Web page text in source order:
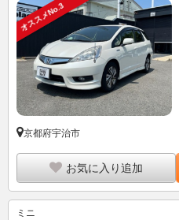
オススメNo.3
京都府宇治市
お気に入り追加
ミニ